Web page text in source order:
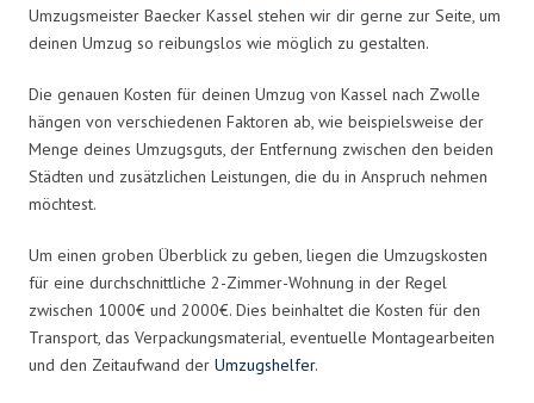
Umzugsmeister Baecker Kassel stehen wir dir gerne zur Seite, um
deinen Umzug so reibungslos wie möglich zu gestalten.
Die genauen Kosten für deinen Umzug von Kassel nach Zwolle
hängen von verschiedenen Faktoren ab, wie beispielsweise der
Menge deines Umzugsguts, der Entfernung zwischen den beiden
Städten und zusätzlichen Leistungen, die du in Anspruch nehmen
möchtest.
Um einen groben Überblick zu geben, liegen die Umzugskosten
für eine durchschnittliche 2-Zimmer-Wohnung in der Regel
zwischen 1000€ und 2000€. Dies beinhaltet die Kosten für den
Transport, das Verpackungsmaterial, eventuelle Montagearbeiten
und den Zeitaufwand der Umzugshelfer.